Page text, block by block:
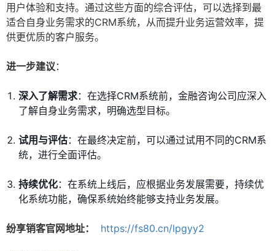
用户体验和支持。通过这些方面的综合评估，可以选择到最
适合自身业务需求的CRM系统，从而提升业务运营效率，提
供更优质的客户服务。
进一步建议：
深入了解需求：在选择CRM系统前，金融咨询公司应深入
了解自身业务需求，明确选型目标。
试用与评估：在最终决定前，可以通过试用不同的CRM系
统，进行全面评估。
持续优化：在系统上线后，应根据业务发展需要，持续优
化系统功能，确保系统始终能够支持业务发展。
纷享销客官网地址： https://fs80.cn/lpgyy2